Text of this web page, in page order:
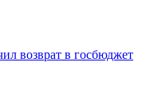
возврат в госбюджет